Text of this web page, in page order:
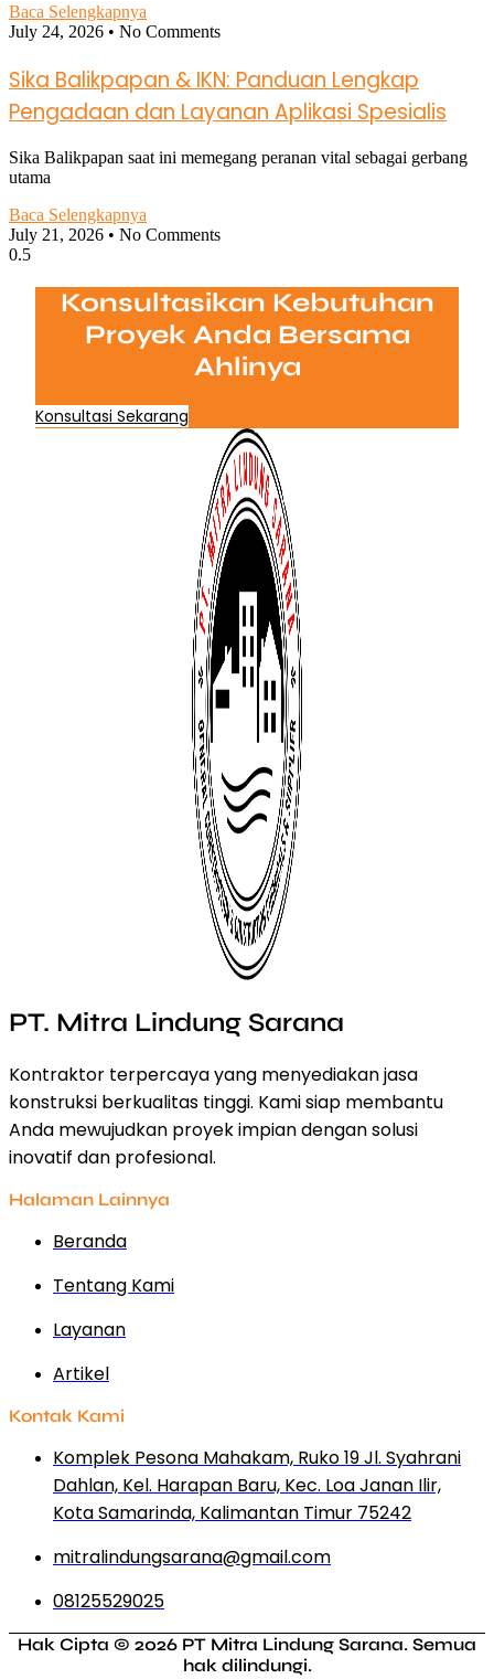
Baca Selengkapnya
July 24, 2026
No Comments
Sika Balikpapan & IKN: Panduan Lengkap
Pengadaan dan Layanan Aplikasi Spesialis
Sika Balikpapan saat ini memegang peranan vital sebagai gerbang
utama
Baca Selengkapnya
July 21, 2026
No Comments
Konsultasikan Kebutuhan
Proyek Anda Bersama
Ahlinya
Konsultasi Sekarang
PT. Mitra Lindung Sarana
Kontraktor terpercaya yang menyediakan jasa
konstruksi berkualitas tinggi. Kami siap membantu
Anda mewujudkan proyek impian dengan solusi
inovatif dan profesional.
Halaman Lainnya
Beranda
Tentang Kami
Layanan
Artikel
Kontak Kami
Komplek Pesona Mahakam, Ruko 19 Jl. Syahrani
Dahlan, Kel. Harapan Baru, Kec. Loa Janan Ilir,
Kota Samarinda, Kalimantan Timur 75242
mitralindungsarana@gmail.com
08125529025
Hak Cipta © 2026 PT Mitra Lindung Sarana. Semua
hak dilindungi.